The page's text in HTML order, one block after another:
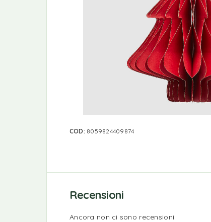
COD: 8059824409874
Recensioni
Ancora non ci sono recensioni.